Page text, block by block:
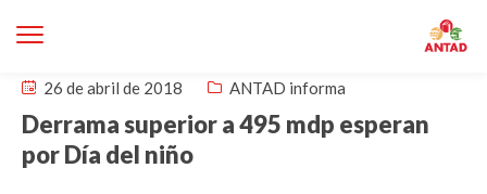
26 de abril de 2018 ANTAD informa
Derrama superior a 495 mdp esperan
por Día del niño